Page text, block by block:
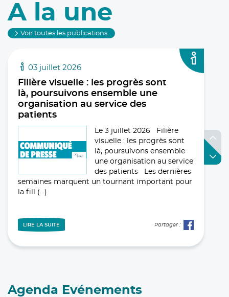
A la une
Voir toutes les publications
03 juillet 2026
Filière visuelle : les progrès sont
là, poursuivons ensemble une
organisation au service des
patients
Le 3 juillet 2026 Filière
visuelle : les progrès sont
là, poursuivons ensemble
une organisation au service
des patients Les dernières
semaines marquent un tournant important pour
la fili (...)
LIRE LA SUITE Partager :
orthoptistes qui réalisent
Agenda Evénements